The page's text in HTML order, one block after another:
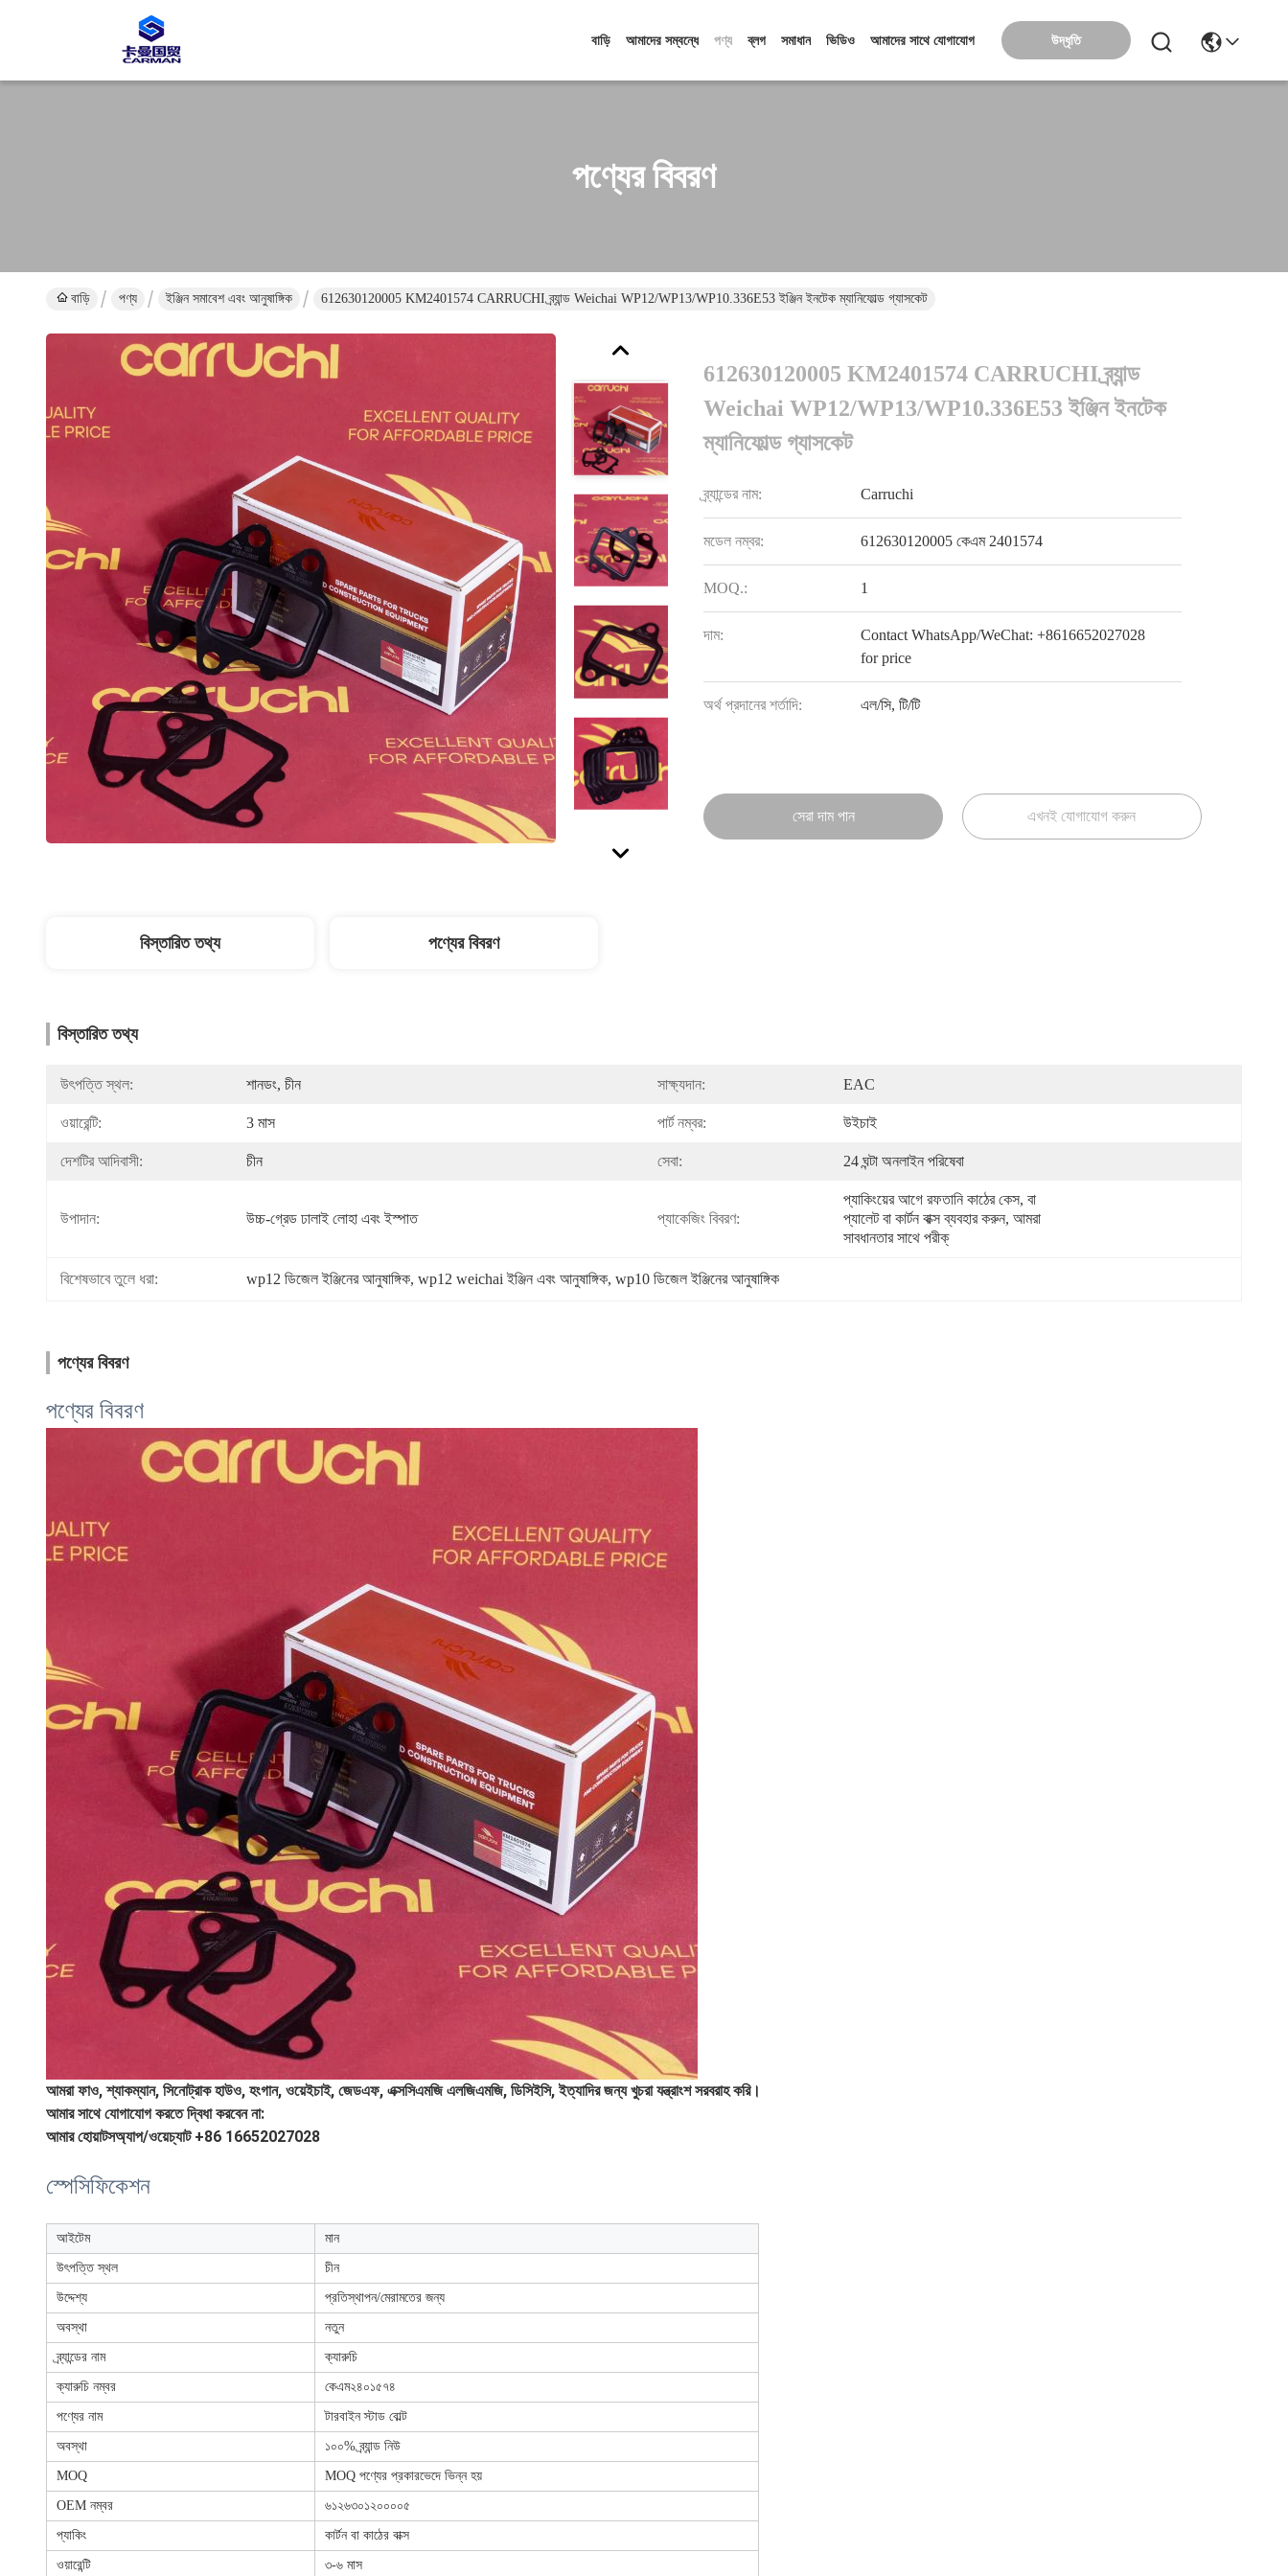
বাড়ি আমাদের সম্বন্ধে পণ্য ব্লগ সমাধান ভিডিও আমাদের সাথে যোগাযোগ উদ্ধৃতি
পণ্যের বিবরণ
বাড়ি পণ্য ইঞ্জিন সমাবেশ এবং আনুষাঙ্গিক 612630120005 KM2401574 CARRUCHI ব্র্যান্ড Weichai WP12/WP13/WP10.336E53 ইঞ্জিন ইনটেক ম্যানিফোল্ড গ্যাসকেট
612630120005 KM2401574 CARRUCHI ব্র্যান্ড
Weichai WP12/WP13/WP10.336E53 ইঞ্জিন ইনটেক
ম্যানিফোল্ড গ্যাসকেট
ব্র্যান্ডের নাম: Carruchi
মডেল নম্বর: 612630120005 কেএম 2401574
MOQ.: 1
দাম:
Contact WhatsApp/WeChat: +8616652027028
for price
অর্থ প্রদানের শর্তাদি: এল/সি, টি/টি
সেরা দাম পান এখনই যোগাযোগ করুন
বিস্তারিত তথ্য পণ্যের বিবরণ
বিস্তারিত তথ্য
উৎপত্তি স্থল: শানডং, চীন সাক্ষ্যদান: EAC
ওয়ারেন্টি: 3 মাস পার্ট নম্বর: উইচাই
দেশটির আদিবাসী: চীন সেবা: 24 ঘন্টা অনলাইন পরিষেবা
উপাদান: উচ্চ-গ্রেড ঢালাই লোহা এবং ইস্পাত প্যাকেজিং বিবরণ:
প্যাকিংয়ের আগে রফতানি কাঠের কেস, বা
প্যালেট বা কার্টন বাক্স ব্যবহার করুন, আমরা
সাবধানতার সাথে পরীক্
বিশেষভাবে তুলে ধরা: wp12 ডিজেল ইঞ্জিনের আনুষাঙ্গিক, wp12 weichai ইঞ্জিন এবং আনুষাঙ্গিক, wp10 ডিজেল ইঞ্জিনের আনুষাঙ্গিক
পণ্যের বিবরণ
পণ্যের বিবরণ
আমরা ফাও, শ্যাকম্যান, সিনোট্রাক হাউও, হংগান, ওয়েইচাই, জেডএফ, এক্সসিএমজি এলজিএমজি, ডিসিইসি, ইত্যাদির জন্য খুচরা যন্ত্রাংশ সরবরাহ করি।
আমার সাথে যোগাযোগ করতে দ্বিধা করবেন না:
আমার হোয়াটসঅ্যাপ/ওয়েচ্যাট +86 16652027028
স্পেসিফিকেশন
আইটেম মান
উৎপত্তি স্থল চীন
উদ্দেশ্য প্রতিস্থাপন/মেরামতের জন্য
অবস্থা নতুন
ব্র্যান্ডের নাম ক্যারুচি
ক্যারুচি নম্বর কেএম২৪০১৫৭৪
পণ্যের নাম টারবাইন স্টাড বোল্ট
অবস্থা ১০০% ব্র্যান্ড নিউ
MOQ MOQ পণ্যের প্রকারভেদে ভিন্ন হয়
OEM নম্বর ৬১২৬৩০১২০০০০৫
প্যাকিং কার্টন বা কাঠের বাক্স
ওয়ারেন্টি ৩-৬ মাস